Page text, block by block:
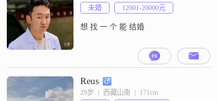
未婚
12001-20000元
想 找 一 个 能 结婚
Reus
29岁  |  西藏山南  |  171cm